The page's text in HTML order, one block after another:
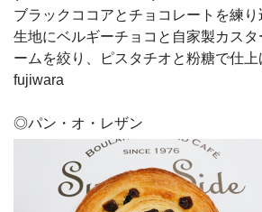
ブラックココアとチョコレートを練り
生地にベルギーチョコと自家製カスタ
ームを絞り、ピスタチオと粉糖で仕上
fujiwara
◎パン・オ・レザン